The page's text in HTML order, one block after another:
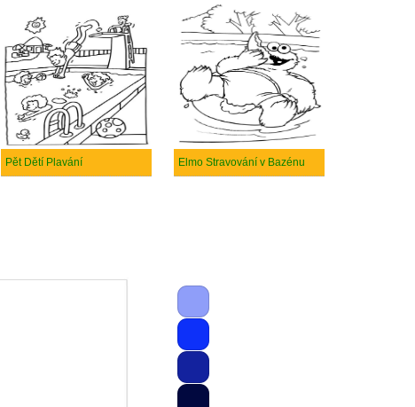
Pět Dětí Plavání Elmo Stravování v Bazénu